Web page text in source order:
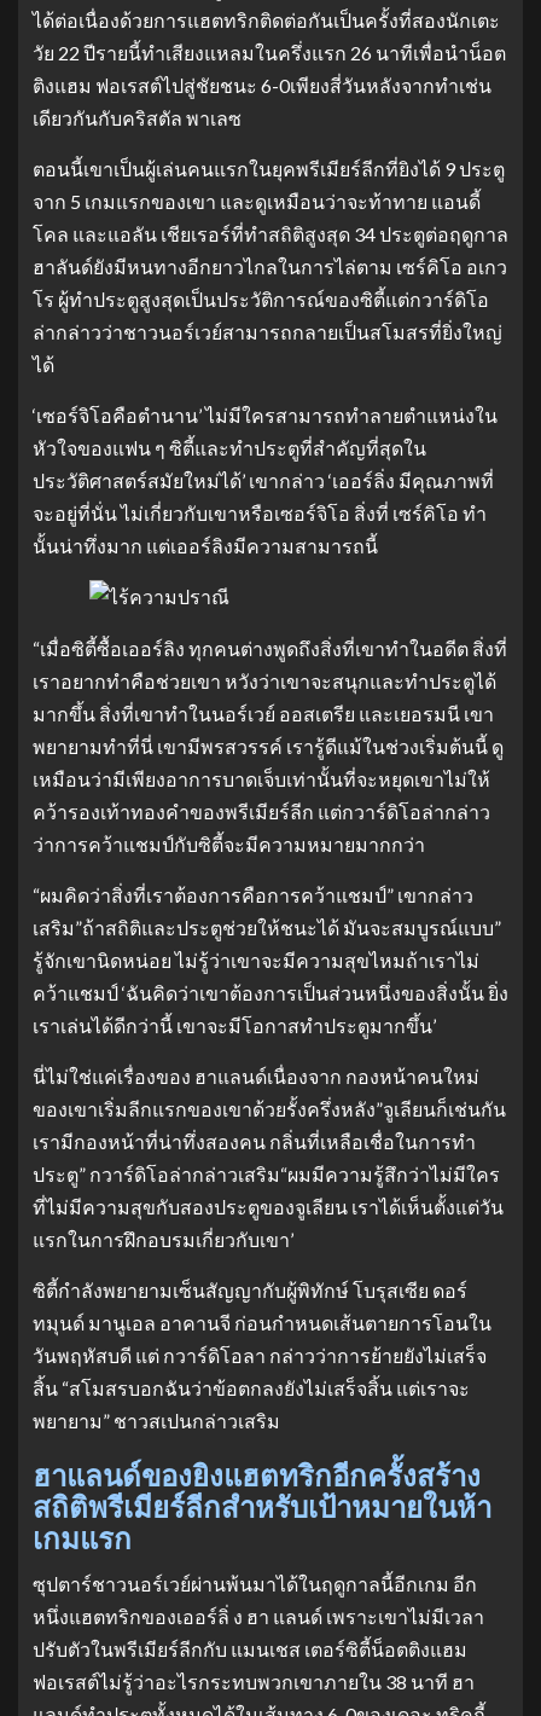
ได้ต่อเนื่องด้วยการแฮตทริกติดต่อกันเป็นครั้งที่สองนักเตะ
วัย 22 ปีรายนี้ทำเสียงแหลมในครึ่งแรก 26 นาทีเพื่อนำน็อต
ติงแฮม ฟอเรสต์ไปสู่ชัยชนะ 6-0เพียงสี่วันหลังจากทำเช่น
เดียวกันกับคริสตัล พาเลซ
ตอนนี้เขาเป็นผู้เล่นคนแรกในยุคพรีเมียร์ลีกที่ยิงได้ 9 ประตู
จาก 5 เกมแรกของเขา และดูเหมือนว่าจะท้าทาย แอนดี้
โคล และแอลัน เชียเรอร์ที่ทำสถิติสูงสุด 34 ประตูต่อฤดูกาล
ฮาลันด์ยังมีหนทางอีกยาวไกลในการไล่ตาม เซร์คิโอ อเกว
โร ผู้ทำประตูสูงสุดเป็นประวัติการณ์ของซิตี้แต่กวาร์ดิโอ
ล่ากล่าวว่าชาวนอร์เวย์สามารถกลายเป็นสโมสรที่ยิ่งใหญ่
ได้
‘เซอร์จิโอคือตำนาน’ ไม่มีใครสามารถทำลายตำแหน่งใน
หัวใจของแฟน ๆ ซิตี้และทำประตูที่สำคัญที่สุดใน
ประวัติศาสตร์สมัยใหม่ได้’ เขากล่าว ‘เออร์ลิ่ง มีคุณภาพที่
จะอยู่ที่นั่น ไม่เกี่ยวกับเขาหรือเซอร์จิโอ สิ่งที่ เซร์คิโอ ทำ
นั้นน่าทึ่งมาก แต่เออร์ลิงมีความสามารถนี้
“เมื่อซิตี้ซื้อเออร์ลิง ทุกคนต่างพูดถึงสิ่งที่เขาทำในอดีต สิ่งที่
เราอยากทำคือช่วยเขา หวังว่าเขาจะสนุกและทำประตูได้
มากขึ้น สิ่งที่เขาทำในนอร์เวย์ ออสเตรีย และเยอรมนี เขา
พยายามทำที่นี่ เขามีพรสวรรค์ เรารู้ดีแม้ในช่วงเริ่มต้นนี้ ดู
เหมือนว่ามีเพียงอาการบาดเจ็บเท่านั้นที่จะหยุดเขาไม่ให้
คว้ารองเท้าทองคำของพรีเมียร์ลีก แต่กวาร์ดิโอล่ากล่าว
ว่าการคว้าแชมป์กับซิตี้จะมีความหมายมากกว่า
“ผมคิดว่าสิ่งที่เราต้องการคือการคว้าแชมป์” เขากล่าว
เสริม”ถ้าสถิติและประตูช่วยให้ชนะได้ มันจะสมบูรณ์แบบ”
รู้จักเขานิดหน่อย ไม่รู้ว่าเขาจะมีความสุขไหมถ้าเราไม่
คว้าแชมป์ ‘ฉันคิดว่าเขาต้องการเป็นส่วนหนึ่งของสิ่งนั้น ยิ่ง
เราเล่นได้ดีกว่านี้ เขาจะมีโอกาสทำประตูมากขึ้น’
นี่ไม่ใช่แค่เรื่องของ ฮาแลนด์เนื่องจาก กองหน้าคนใหม่
ของเขาเริ่มลีกแรกของเขาด้วยรั้งครึ่งหลัง”จูเลียนก็เช่นกัน
เรามีกองหน้าที่น่าทึ่งสองคน กลิ่นที่เหลือเชื่อในการทำ
ประตู” กวาร์ดิโอล่ากล่าวเสริม“ผมมีความรู้สึกว่าไม่มีใคร
ที่ไม่มีความสุขกับสองประตูของจูเลียน เราได้เห็นตั้งแต่วัน
แรกในการฝึกอบรมเกี่ยวกับเขา’
ซิตี้กำลังพยายามเซ็นสัญญากับผู้พิทักษ์ โบรุสเซีย ดอร์
ทมุนด์ มานูเอล อาคานจี ก่อนกำหนดเส้นตายการโอนใน
วันพฤหัสบดี แต่ กวาร์ดิโอลา กล่าวว่าการย้ายยังไม่เสร็จ
สิ้น “สโมสรบอกฉันว่าข้อตกลงยังไม่เสร็จสิ้น แต่เราจะ
พยายาม” ชาวสเปนกล่าวเสริม
ฮาแลนด์ของยิงแฮตทริกอีกครั้งสร้าง
สถิติพรีเมียร์ลีกสำหรับเป้าหมายในห้า
เกมแรก
ซุปตาร์ชาวนอร์เวย์ผ่านพ้นมาได้ในฤดูกาลนี้อีกเกม อีก
หนึ่งแฮตทริกของเออร์ลิ่ ง ฮา แลนด์ เพราะเขาไม่มีเวลา
ปรับตัวในพรีเมียร์ลีกกับ แมนเชส เตอร์ซิตี้น็อตติงแฮม
ฟอเรสต์ไม่รู้ว่าอะไรกระทบพวกเขาภายใน 38 นาที ฮา